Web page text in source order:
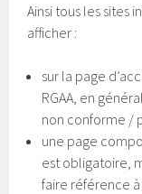
Ainsi tous les sites
afficher :
sur la page
RGAA, en
non conforme /
une page
est obligatoire,
faire référence